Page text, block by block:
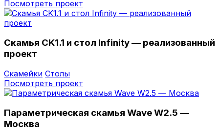
Посмотреть проект
Скамья CK1.1 и стол Infinity — реализованный
проект
Скамейки Столы
Посмотреть проект
Параметрическая скамья Wave W2.5 —
Москва